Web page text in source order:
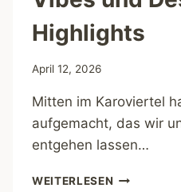
Highlights
April 12, 2026
Mitten im Karoviertel
aufgemacht, das wir
entgehen lassen…
WEITERLESEN OUF